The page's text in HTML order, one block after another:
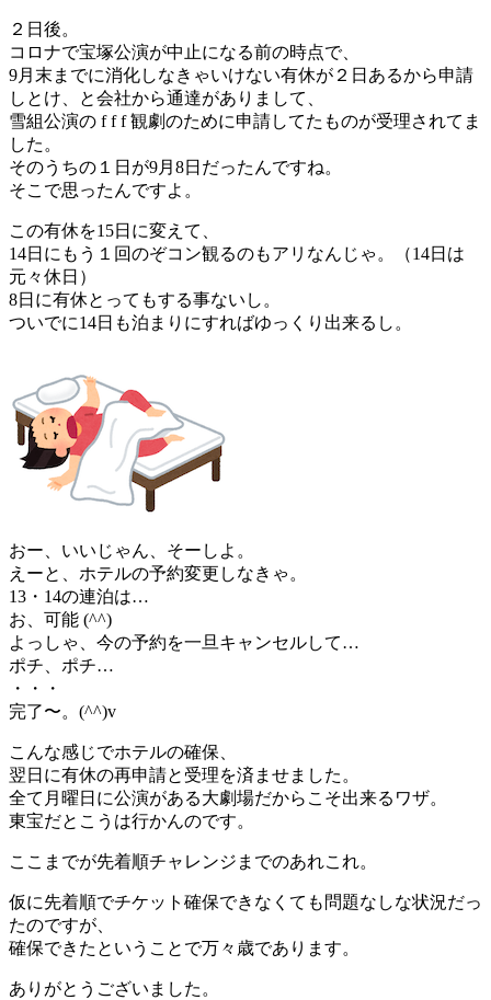
２日後。
コロナで宝塚公演が中止になる前の時点で、
9月末までに消化しなきゃいけない有休が２日あるから申請
しとけ、と会社から通達がありまして、
雪組公演の f f f 観劇のために申請してたものが受理されてま
した。
そのうちの１日が9月8日だったんですね。
そこで思ったんですよ。
この有休を15日に変えて、
14日にもう１回のぞコン観るのもアリなんじゃ。（14日は
元々休日）
8日に有休とってもする事ないし。
ついでに14日も泊まりにすればゆっくり出来るし。
おー、いいじゃん、そーしよ。
えーと、ホテルの予約変更しなきゃ。
13・14の連泊は…
お、可能 (^^)
よっしゃ、今の予約を一旦キャンセルして…
ポチ、ポチ…
・・・
完了〜。(^^)v
こんな感じでホテルの確保、
翌日に有休の再申請と受理を済ませました。
全て月曜日に公演がある大劇場だからこそ出来るワザ。
東宝だとこうは行かんのです。
ここまでが先着順チャレンジまでのあれこれ。
仮に先着順でチケット確保できなくても問題なしな状況だっ
たのですが、
確保できたということで万々歳であります。
ありがとうございました。